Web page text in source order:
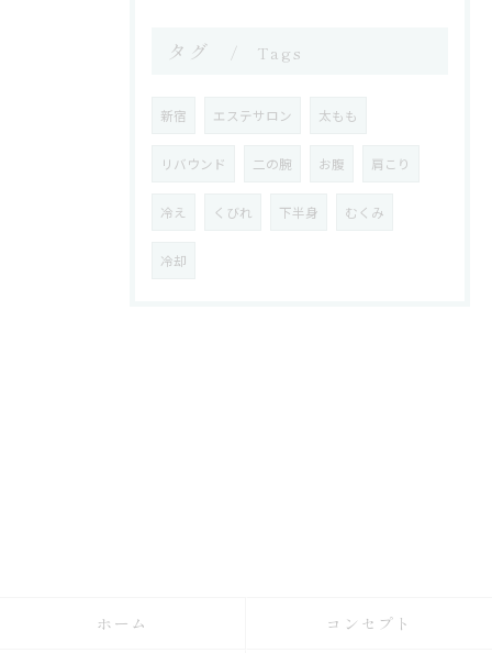
タグ Tags
新宿 エステサロン 太もも
リバウンド 二の腕 お腹 肩こり
冷え くびれ 下半身 むくみ
冷却
ホーム コンセプト